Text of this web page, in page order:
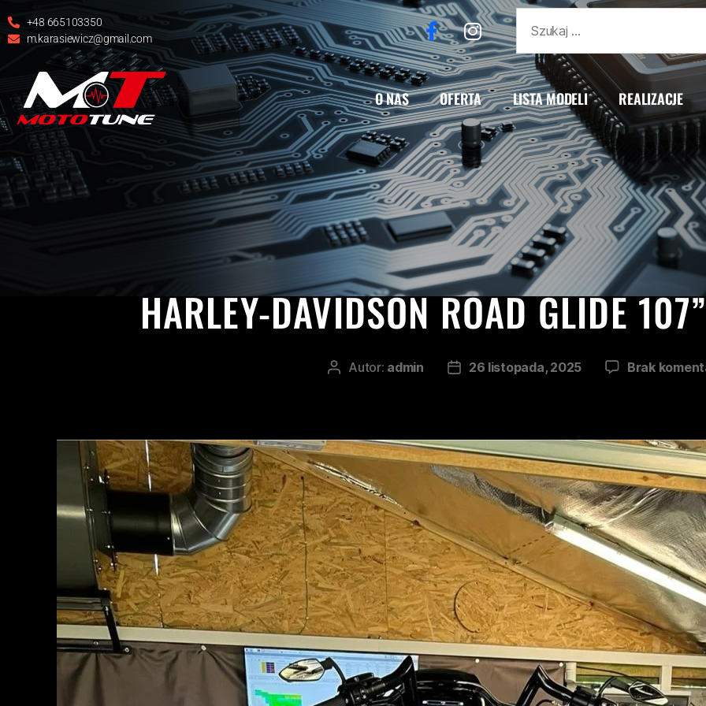
+48 665103350
m.karasiewicz@gmail.com
O NAS OFERTA LISTA MODELI REALIZACJE
HARLEY DAVIDSON REALIZACJE ROAD GLIDE ROAD
HARLEY-DAVIDSON ROAD GLIDE
Autor: admin 26 listopada, 2025 Brak